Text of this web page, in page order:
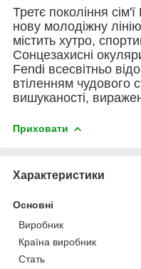
Третє покоління
нову молодіжну
містить хутро,
Сонцезахисні
Fendi всесвітньо
втіленням чудового
вишуканості,
Приховати
Характеристики
Основні
Виробник
Країна виробник
Стать